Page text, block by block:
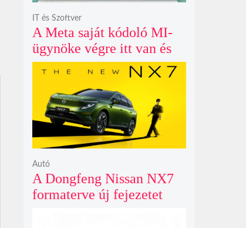
A Meta saját kódoló MI-
ügynöke végre itt van és
nem fél belenyúlni a
IT és Szoftver
A Dongfeng Nissan NX7
formaterve új fejezetet
Autó